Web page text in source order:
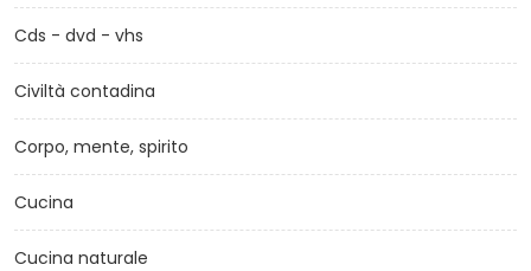
Cds - dvd - vhs
Civiltà contadina
Corpo, mente, spirito
Cucina
Cucina naturale